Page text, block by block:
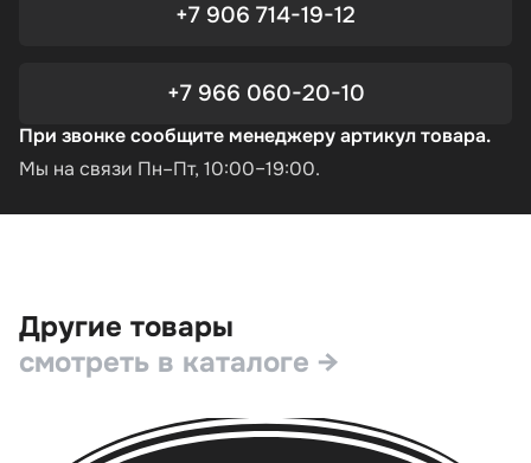
+7 906 714-19-12
+7 966 060-20-10
При звонке сообщите менеджеру артикул товара.
Мы на связи Пн–Пт, 10:00–19:00.
Другие товары
смотреть в каталоге →